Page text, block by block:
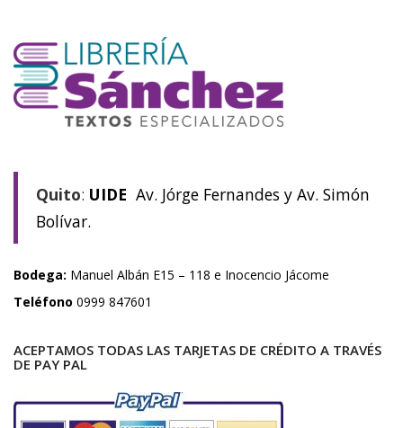
Quito: UIDE Av. Jórge Fernandes y Av. Simón
Bolívar.
Bodega: Manuel Albán E15 – 118 e Inocencio Jácome
Teléfono 0999 847601
ACEPTAMOS TODAS LAS TARJETAS DE CRÉDITO A TRAVÉS
DE PAY PAL